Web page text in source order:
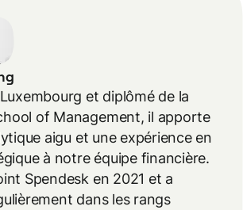
et diplômé de la
of Management, il apporte
aigu et une expérience en
à notre équipe financière.
Spendesk en 2021 et a
dans les rangs